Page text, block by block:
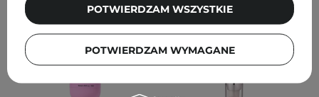
POTWIERDZAM WYMAGANE
POTWIERDZAM WSZYSTKIE